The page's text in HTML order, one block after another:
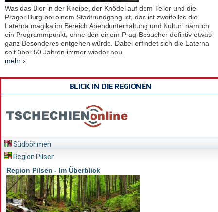
Was das Bier in der Kneipe, der Knödel auf dem Teller und die
Prager Burg bei einem Stadtrundgang ist, das ist zweifellos die
Laterna magika im Bereich Abendunterhaltung und Kultur: nämlich
ein Programmpunkt, ohne den einem Prag-Besucher defintiv etwas
ganz Besonderes entgehen würde. Dabei erfindet sich die Laterna
seit über 50 Jahren immer wieder neu.
mehr ›
BLICK IN DIE REGIONEN
Südböhmen
Region Pilsen
Region Pilsen - Im Überblick